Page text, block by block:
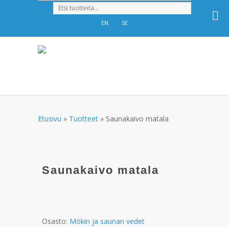
EN SE
Etusivu » Tuotteet » Saunakaivo matala
Saunakaivo matala
Osasto: Mökin ja saunan vedet